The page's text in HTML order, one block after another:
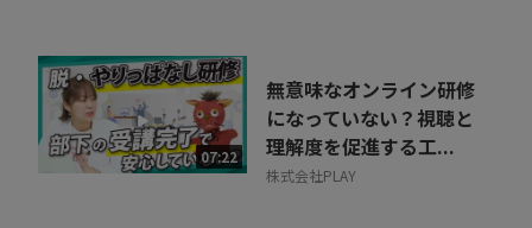
07:22
無意味なオンライン研修
になっていない？視聴と
理解度を促進する工...
株式会社PLAY